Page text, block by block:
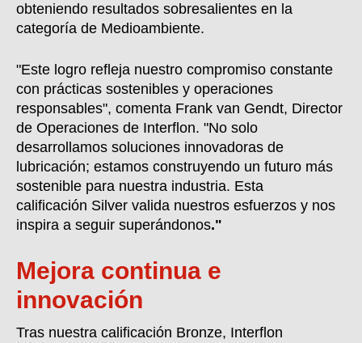
obteniendo resultados sobresalientes en la
categoría de Medioambiente.
"Este logro refleja nuestro compromiso constante
con prácticas sostenibles y operaciones
responsables", comenta Frank van Gendt, Director
de Operaciones de Interflon. "No solo
desarrollamos soluciones innovadoras de
lubricación; estamos construyendo un futuro más
sostenible para nuestra industria. Esta
calificación Silver valida nuestros esfuerzos y nos
inspira a seguir superándonos."
Mejora continua e
innovación
Tras nuestra calificación Bronze, Interflon